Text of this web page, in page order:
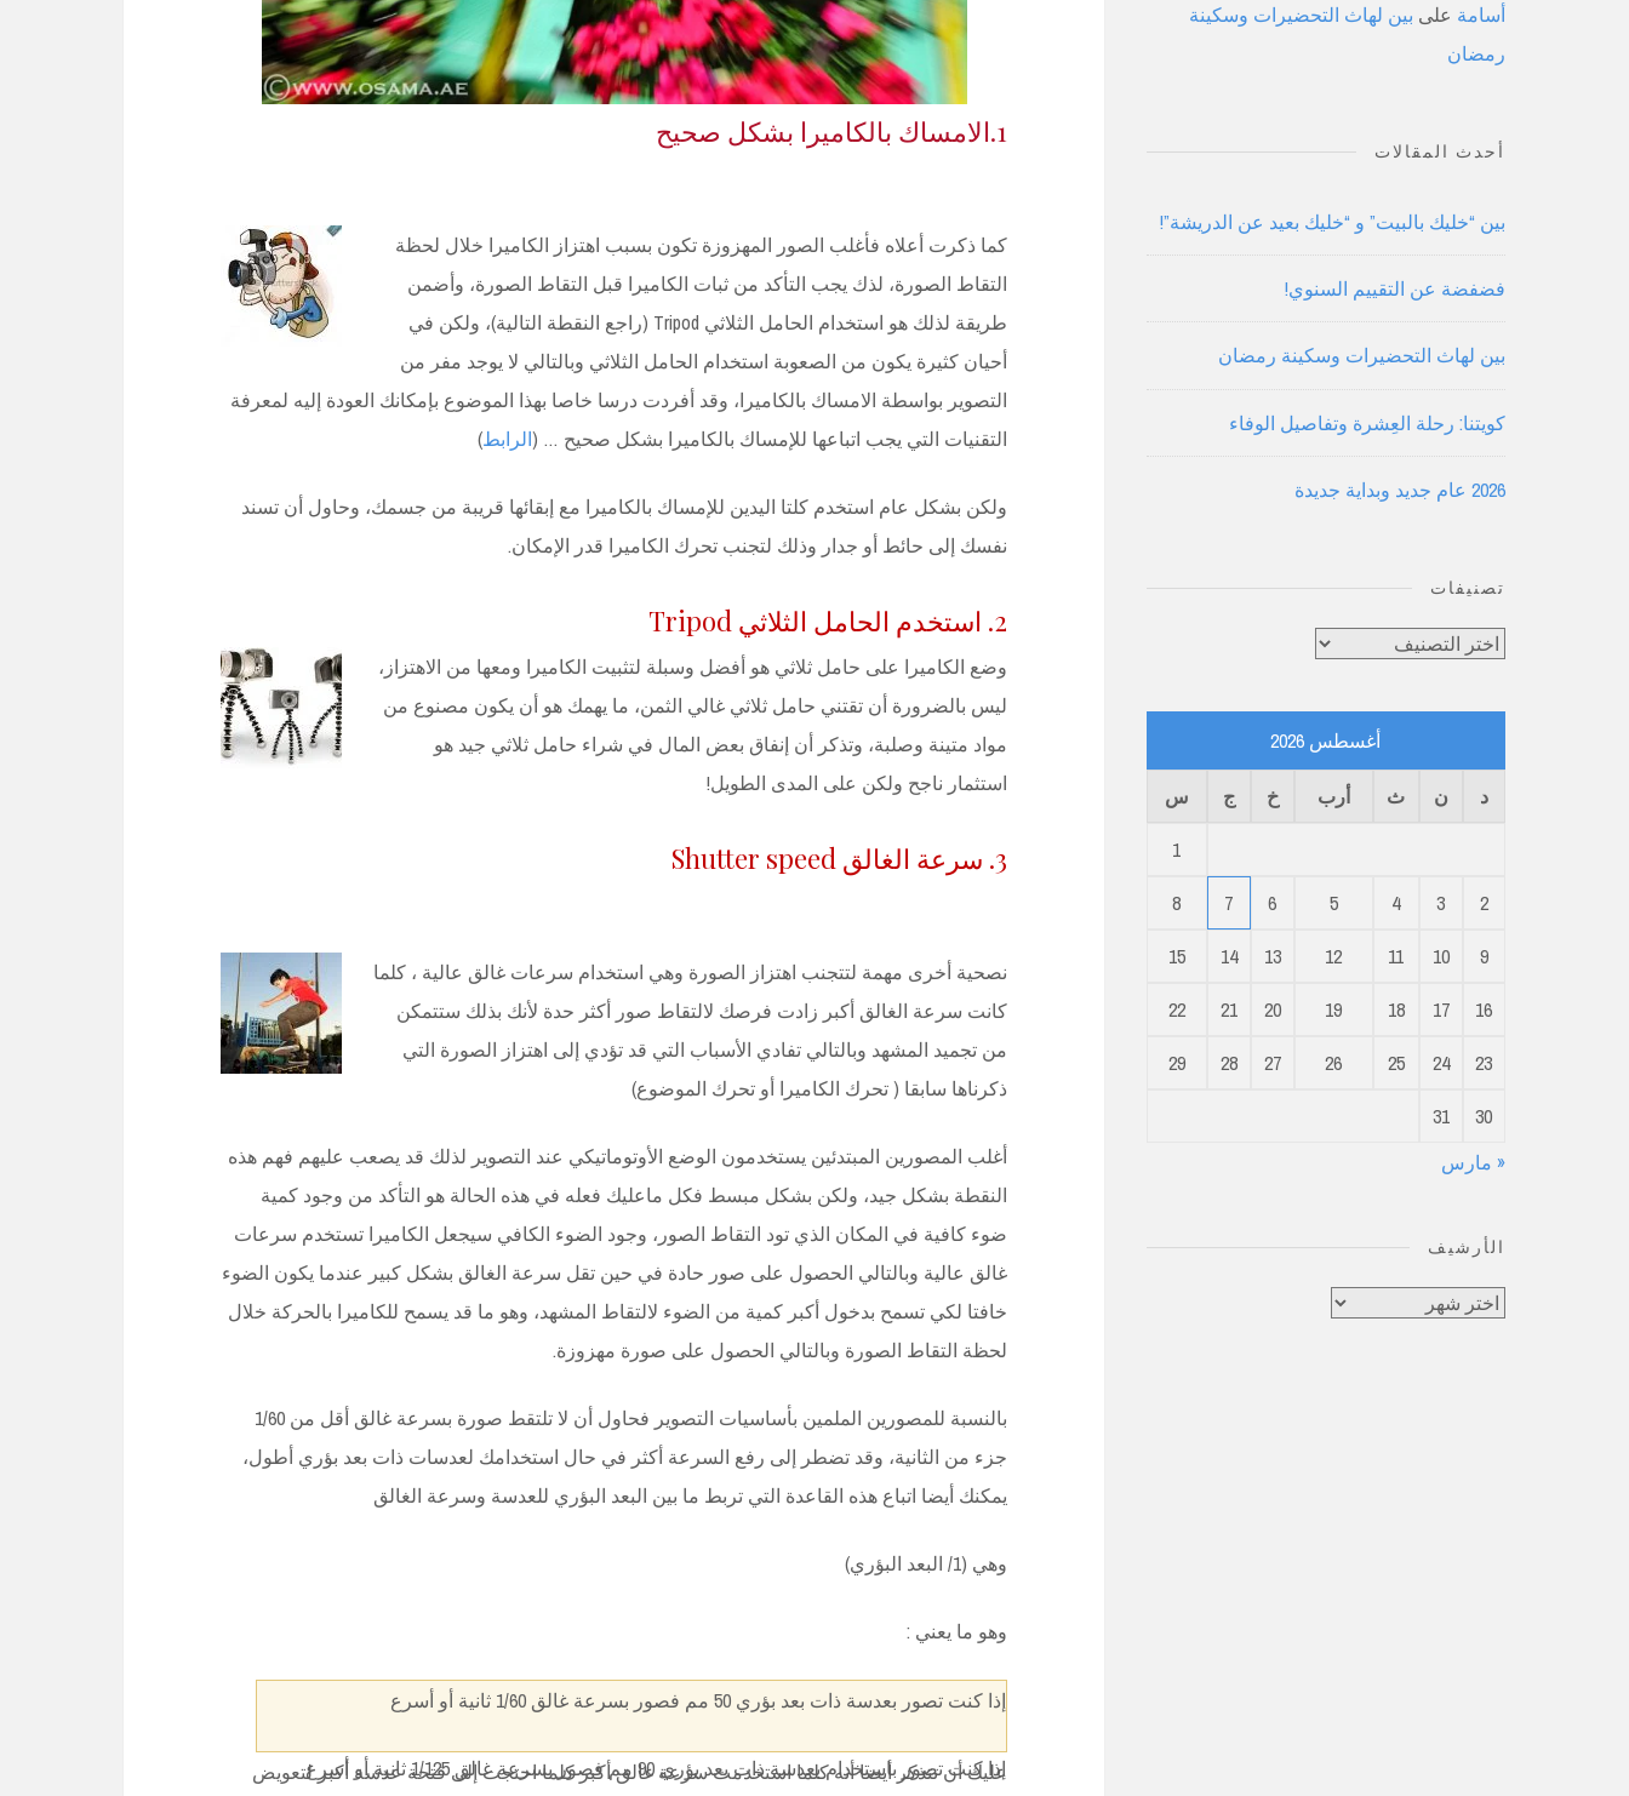
1.الامساك بالكاميرا بشكل صحيح
كما ذكرت أعلاه فأغلب الصور المهزوزة تكون بسبب اهتزاز الكاميرا خلال لحظة
التقاط الصورة، لذك يجب التأكد من ثبات الكاميرا قبل التقاط الصورة، وأضمن
طريقة لذلك هو استخدام الحامل الثلاثي Tripod (راجع النقطة التالية)، ولكن في
أحيان كثيرة يكون من الصعوبة استخدام الحامل الثلاثي وبالتالي لا يوجد مفر من
التصوير بواسطة الامساك بالكاميرا، وقد أفردت درسا خاصا بهذا الموضوع بإمكانك العودة إليه لمعرفة
التقنيات التي يجب اتباعها للإمساك بالكاميرا بشكل صحيح … (الرابط)
ولكن بشكل عام استخدم كلتا اليدين للإمساك بالكاميرا مع إبقائها قريبة من جسمك، وحاول أن تسند
نفسك إلى حائط أو جدار وذلك لتجنب تحرك الكاميرا قدر الإمكان.
2. استخدم الحامل الثلاثي Tripod
وضع الكاميرا على حامل ثلاثي هو أفضل وسبلة لتثبيت الكاميرا ومعها من الاهتزاز،
ليس بالضرورة أن تقتني حامل ثلاثي غالي الثمن، ما يهمك هو أن يكون مصنوع من
مواد متينة وصلبة، وتذكر أن إنفاق بعض المال في شراء حامل ثلاثي جيد هو
استثمار ناجح ولكن على المدى الطويل!
3. سرعة الغالق Shutter speed
نصحية أخرى مهمة لتتجنب اهتزاز الصورة وهي استخدام سرعات غالق عالية ، كلما
كانت سرعة الغالق أكبر زادت فرصك لالتقاط صور أكثر حدة لأنك بذلك ستتمكن
من تجميد المشهد وبالتالي تفادي الأسباب التي قد تؤدي إلى اهتزاز الصورة التي
ذكرناها سابقا ( تحرك الكاميرا أو تحرك الموضوع)
أغلب المصورين المبتدئين يستخدمون الوضع الأوتوماتيكي عند التصوير لذلك قد يصعب عليهم فهم هذه
النقطة بشكل جيد، ولكن بشكل مبسط فكل ماعليك فعله في هذه الحالة هو التأكد من وجود كمية
ضوء كافية في المكان الذي تود التقاط الصور، وجود الضوء الكافي سيجعل الكاميرا تستخدم سرعات
غالق عالية وبالتالي الحصول على صور حادة في حين تقل سرعة الغالق بشكل كبير عندما يكون الضوء
خافتا لكي تسمح بدخول أكبر كمية من الضوء لالتقاط المشهد، وهو ما قد يسمح للكاميرا بالحركة خلال
لحظة التقاط الصورة وبالتالي الحصول على صورة مهزوزة.
بالنسبة للمصورين الملمين بأساسيات التصوير فحاول أن لا تلتقط صورة بسرعة غالق أقل من 1/60
جزء من الثانية، وقد تضطر إلى رفع السرعة أكثر في حال استخدامك لعدسات ذات بعد بؤري أطول،
يمكنك أيضا اتباع هذه القاعدة التي تربط ما بين البعد البؤري للعدسة وسرعة الغالق
وهي (1/ البعد البؤري)
وهو ما يعني :
إذا كنت تصور بعدسة ذات بعد بؤري 50 مم فصور بسرعة غالق 1/60 ثانية أو أسرع
إذا كنت تصور باستخدام بعدسة ذات بعد بؤري 90 مم فصور بسرعة غالق 1/125 ثانية أو أسرع
عليك أن تتذكر أيضا أنه كلما استخدمت سرعة غالق أكبر كلما احتجت إلى فتحة عدسة أكبر لتعويض
أسامة على بين لهاث التحضيرات وسكينة
رمضان
أحدث المقالات
بين “خليك بالبيت” و “خليك بعيد عن الدريشة”!
فضفضة عن التقييم السنوي!
بين لهاث التحضيرات وسكينة رمضان
كويتنا: رحلة العِشرة وتفاصيل الوفاء
2026 عام جديد وبداية جديدة
تصنيفات
تصنيفات
أغسطس 2026
د ن ث أرب خ ج
س
1
2
3
4
5
6
7
8
9
10
11
12
13
14
15
16
17
18
19
20
21
22
23
24
25
26
27
28
29
30
31
« مارس
الأرشيف
الأرشيف